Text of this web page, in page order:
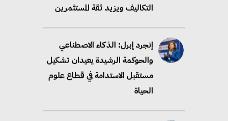
التكاليف ويزيد ثقة المستثمرين
إنجرد إبرل: الذكاء الاصطناعي
والحوكمة الرشيدة يعيدان تشكيل
مستقبل الاستدامة في قطاع علوم
الحياة